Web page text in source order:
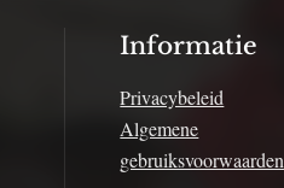
Informatie
Privacybeleid
Algemene
gebruiksvoorwaarden